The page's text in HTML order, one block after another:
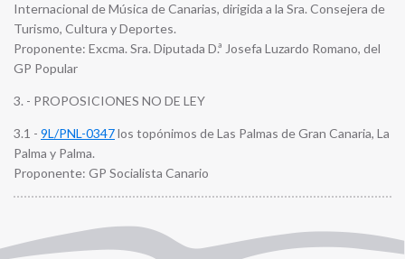
Internacional de Música de Canarias, dirigida a la Sra. Consejera de
Turismo, Cultura y Deportes.
Proponente: Excma. Sra. Diputada D.ª Josefa Luzardo Romano, del
GP Popular
3. - PROPOSICIONES NO DE LEY
3.1 - 9L/PNL-0347los topónimos de Las Palmas de Gran Canaria, La
Palma y Palma.
Proponente: GP Socialista Canario